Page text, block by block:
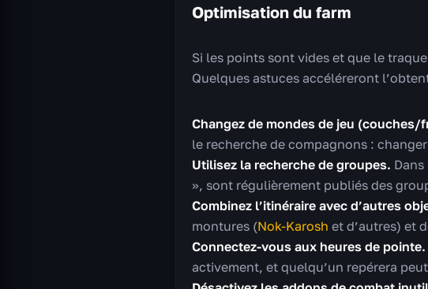
Optimisation du farm
Si les points sont vides et que le
Quelques astuces accéléreront
Changez de mondes de jeu (couches/
le recherche de compagnons :
Utilisez la recherche de groupes.
», sont régulièrement publiés des
Combinez l’itinéraire avec d’autres
montures (Nok-Karosh et d’autres) et
Connectez-vous aux heures de pointe.
activement, et quelqu’un repérera